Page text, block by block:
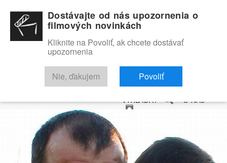
RECENZIE TRAILERY FILMOVÁ DATABÁZA
VYHĽADAŤ O NÁS
Dostávajte od nás upozornenia o
filmových novinkách
Kliknite na Povoliť, ak chcete dostávať
upozornenia
Nie, ďakujem Povoliť